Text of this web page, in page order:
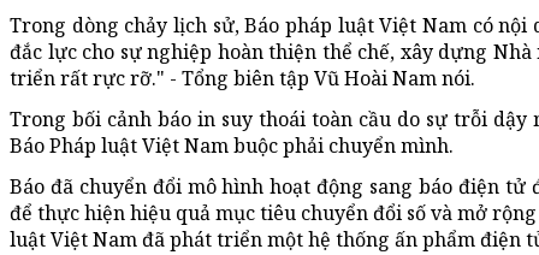
Trong dòng chảy lịch sử, Báo pháp luật Việt Nam có
đắc lực cho sự nghiệp hoàn thiện thể chế, xây dựng
triển rất rực rỡ." - Tổng biên tập Vũ Hoài Nam nói.
Trong bối cảnh báo in suy thoái toàn cầu do sự trỗi
Báo Pháp luật Việt Nam buộc phải chuyển mình.
Báo đã chuyển đổi mô hình hoạt động sang báo điện
để thực hiện hiệu quả mục tiêu chuyển đổi số và mở
luật Việt Nam đã phát triển một hệ thống ấn phẩm